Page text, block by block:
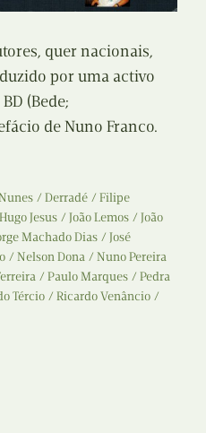
quer nacionais,
por uma activo
(Bede;
de Nuno Franco.
Derradé
Filipe
Hugo Jesus João Lemos
João
Machado Dias
José
Nelson Dona
Nuno Pereira
Paulo Marques
Pedra
Tércio
Ricardo Venâncio